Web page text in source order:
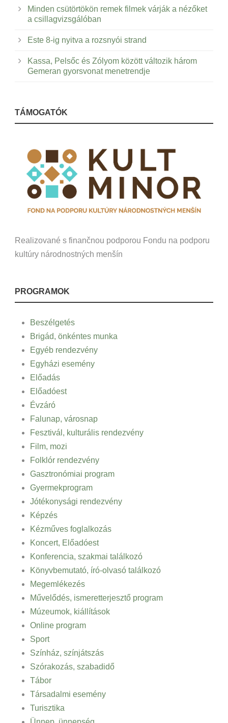
Minden csütörtökön remek filmek várják a nézőket
a csillagvizsgálóban
Este 8-ig nyitva a rozsnyói strand
Kassa, Pelsőc és Zólyom között változik három
Gemeran gyorsvonat menetrendje
TÁMOGATÓK
Realizované s finančnou podporou Fondu na podporu
kultúry národnostných menšín
PROGRAMOK
Beszélgetés
Brigád, önkéntes munka
Egyéb rendezvény
Egyházi esemény
Előadás
Előadóest
Évzáró
Falunap, városnap
Fesztivál, kulturális rendezvény
Film, mozi
Folklór rendezvény
Gasztronómiai program
Gyermekprogram
Jótékonysági rendezvény
Képzés
Kézműves foglalkozás
Koncert, Előadóest
Konferencia, szakmai találkozó
Könyvbemutató, író-olvasó találkozó
Megemlékezés
Művelődés, ismeretterjesztő program
Múzeumok, kiállítások
Online program
Sport
Színház, színjátszás
Szórakozás, szabadidő
Tábor
Társadalmi esemény
Turisztika